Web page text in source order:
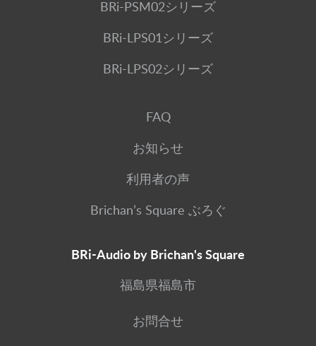
BRi-PSM02シリーズ
BRi-LPS01シリーズ
BRi-LPS02シリーズ
FAQ
お知らせ
利用者の声
Brichan’s Square ぶろぐ
BRi-Audio by Brichan's Square
福島県福島市
お問合せ